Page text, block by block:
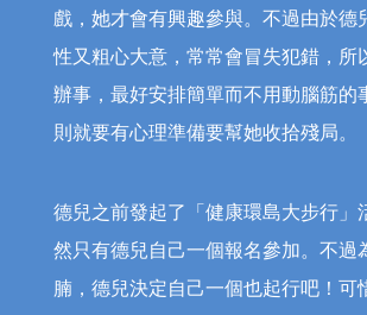
戲，她才會有興趣參與。不過由於德
性又粗心大意，常常會冒失犯錯，所
辦事，最好安排簡單而不用動腦筋的
則就要有心理準備要幫她收拾殘局。
德兒之前發起了「健康環島大步行」
然只有德兒自己一個報名參加。不過
腩，德兒決定自己一個也起行吧！可